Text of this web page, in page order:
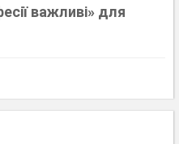
важливі» для